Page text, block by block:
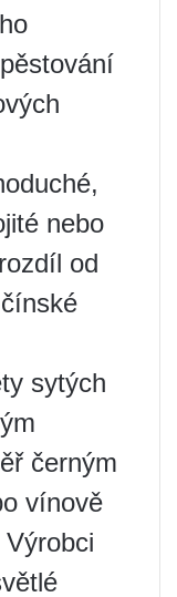
nebo
od
sytých
černým
vínově
Výrobci